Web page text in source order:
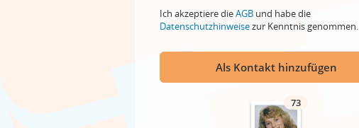
Ich akzeptiere dieAGB und habe die
Datenschutzhinweisezur Kenntnis genommen.
Als Kontakt hinzufügen
73